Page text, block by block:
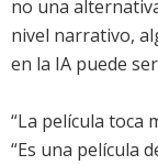
no una
nivel narrativo,
en la IA puede
“La película toca
“Es una película